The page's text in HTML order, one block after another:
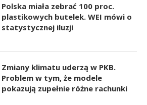
Polska miała zebrać 100 proc.
plastikowych butelek. WEI mówi o
statystycznej iluzji
Zmiany klimatu uderzą w PKB.
Problem w tym, że modele
pokazują zupełnie różne rachunki